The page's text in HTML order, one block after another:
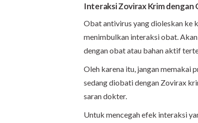
Interaksi Zovirax Krim dengan
Obat antivirus yang dioleskan ke
menimbulkan interaksi obat.
dengan obat atau bahan aktif
Oleh karena itu, jangan memakai
sedang diobati dengan Zovirax
saran dokter.
Untuk mencegah efek interaksi